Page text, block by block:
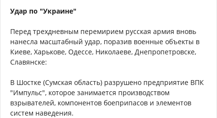
Удар по "Украине"
Перед трехдневным перемирием русская армия вновь
нанесла масштабный удар, поразив военные объекты в
Киеве, Харькове, Одессе, Николаеве, Днепропетровске,
Славянске:
В Шостке (Сумская область) разрушено предприятие ВПК
"Импульс", которое занимается производством
взрывателей, компонентов боеприпасов и элементов
систем наведения.